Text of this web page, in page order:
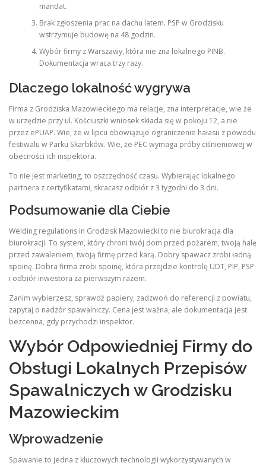
mandat.
Brak zgłoszenia prac na dachu latem. PSP w Grodzisku
wstrzymuje budowę na 48 godzin.
Wybór firmy z Warszawy, która nie zna lokalnego PINB.
Dokumentacja wraca trzy razy.
Dlaczego lokalność wygrywa
Firma z Grodziska Mazowieckiego ma relacje, zna interpretacje, wie że
w urzędzie przy ul. Kościuszki wniosek składa się w pokoju 12, a nie
przez ePUAP. Wie, że w lipcu obowiązuje ograniczenie hałasu z powodu
festiwalu w Parku Skarbków. Wie, że PEC wymaga próby ciśnieniowej w
obecności ich inspektora.
To nie jest marketing, to oszczędność czasu. Wybierając lokalnego
partnera z certyfikatami, skracasz odbiór z 3 tygodni do 3 dni.
Podsumowanie dla Ciebie
Welding regulations in Grodzisk Mazowiecki to nie biurokracja dla
biurokracji. To system, który chroni twój dom przed pożarem, twoją halę
przed zawaleniem, twoją firmę przed karą. Dobry spawacz zrobi ładną
spoinę. Dobra firma zrobi spoinę, która przejdzie kontrolę UDT, PIP, PSP
i odbiór inwestora za pierwszym razem.
Zanim wybierzesz, sprawdź papiery, zadzwoń do referencji z powiatu,
zapytaj o nadzór spawalniczy. Cena jest ważna, ale dokumentacja jest
bezcenna, gdy przychodzi inspektor.
Wybór Odpowiedniej Firmy do
Obsługi Lokalnych Przepisów
Spawalniczych w Grodzisku
Mazowieckim
Wprowadzenie
Spawanie to jedna z kluczowych technologii wykorzystywanych w